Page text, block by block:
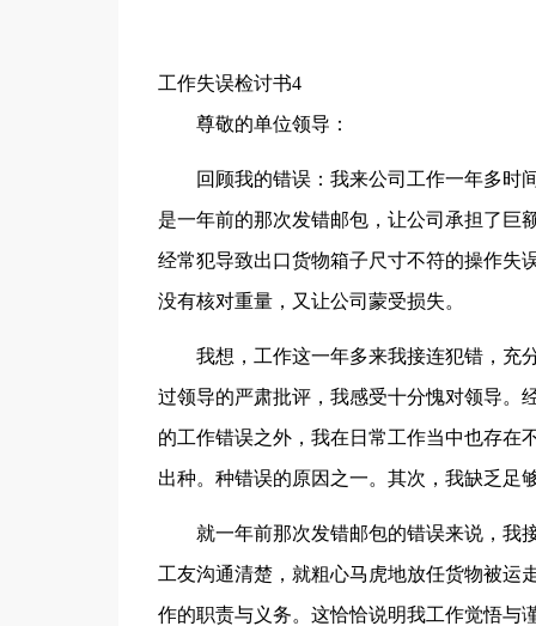
工作失误检讨书4
尊敬的单位领导：
回顾我的错误：我来公司工作一年多时
是一年前的那次发错邮包，让公司承担了巨
经常犯导致出口货物箱子尺寸不符的操作失
没有核对重量，又让公司蒙受损失。
我想，工作这一年多来我接连犯错，充
过领导的严肃批评，我感受十分愧对领导。
的工作错误之外，我在日常工作当中也存在
出种。种错误的原因之一。其次，我缺乏足
就一年前那次发错邮包的错误来说，我
工友沟通清楚，就粗心马虎地放任货物被运
作的职责与义务。这恰恰说明我工作觉悟与